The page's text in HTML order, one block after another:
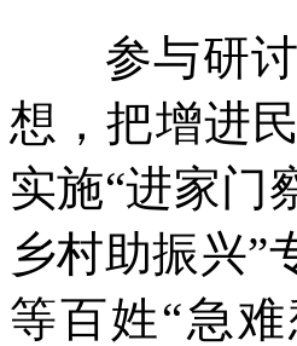
参与研讨
想，把增进
实施“进家门
乡村助振兴”
等百姓“急